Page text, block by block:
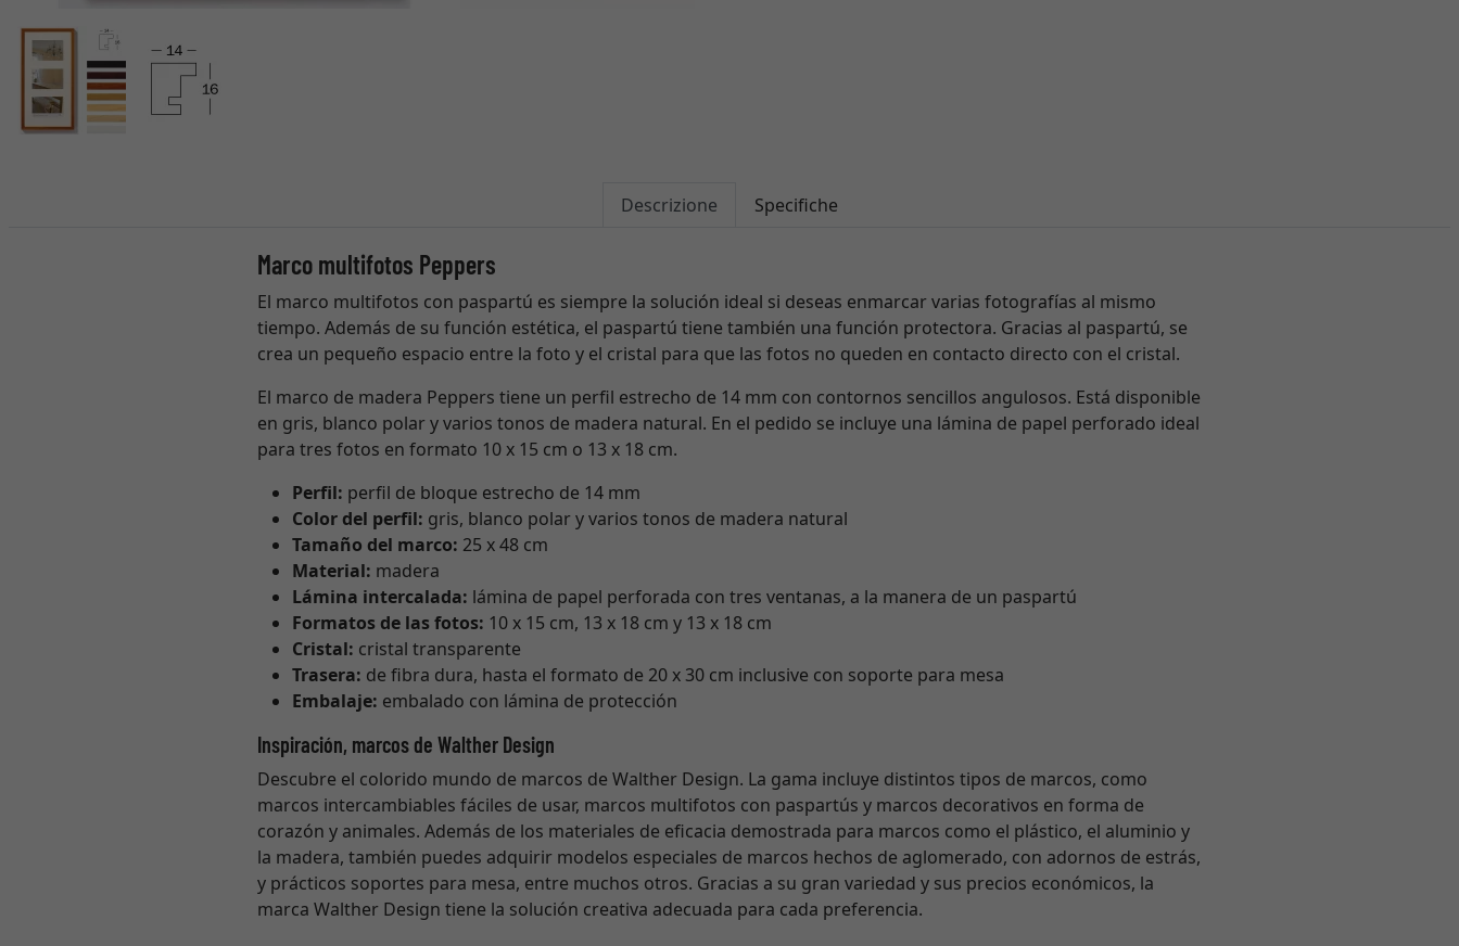
Descrizione Specifiche
Marco multifotos Peppers
El marco multifotos con paspartú es siempre la solución ideal si deseas enmarcar varias fotografías al mismo
tiempo. Además de su función estética, el paspartú tiene también una función protectora. Gracias al paspartú, se
crea un pequeño espacio entre la foto y el cristal para que las fotos no queden en contacto directo con el cristal.
El marco de madera Peppers tiene un perfil estrecho de 14 mm con contornos sencillos angulosos. Está disponible
en gris, blanco polar y varios tonos de madera natural. En el pedido se incluye una lámina de papel perforado ideal
para tres fotos en formato 10 x 15 cm o 13 x 18 cm.
Perfil: perfil de bloque estrecho de 14 mm
Color del perfil: gris, blanco polar y varios tonos de madera natural
Tamaño del marco: 25 x 48 cm
Material: madera
Lámina intercalada: lámina de papel perforada con tres ventanas, a la manera de un paspartú
Formatos de las fotos: 10 x 15 cm, 13 x 18 cm y 13 x 18 cm
Cristal: cristal transparente
Trasera: de fibra dura, hasta el formato de 20 x 30 cm inclusive con soporte para mesa
Embalaje: embalado con lámina de protección
Inspiración, marcos de Walther Design
Descubre el colorido mundo de marcos de Walther Design. La gama incluye distintos tipos de marcos, como
marcos intercambiables fáciles de usar, marcos multifotos con paspartús y marcos decorativos en forma de
corazón y animales. Además de los materiales de eficacia demostrada para marcos como el plástico, el aluminio y
la madera, también puedes adquirir modelos especiales de marcos hechos de aglomerado, con adornos de estrás,
y prácticos soportes para mesa, entre muchos otros. Gracias a su gran variedad y sus precios económicos, la
marca Walther Design tiene la solución creativa adecuada para cada preferencia.